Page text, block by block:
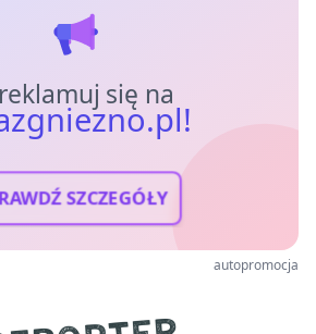
się na
SZCZEGÓŁY
autopromocja